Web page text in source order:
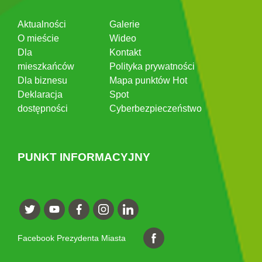
Aktualności
O mieście
Dla
mieszkańców
Dla biznesu
Deklaracja
dostępności
Galerie
Wideo
Kontakt
Polityka prywatności
Mapa punktów Hot
Spot
Cyberbezpieczeństwo
PUNKT INFORMACYJNY
Facebook Prezydenta Miasta